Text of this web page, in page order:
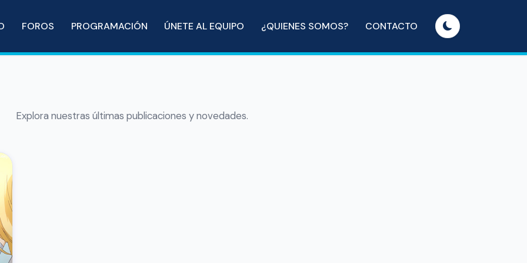
FOROS PROGRAMACIÓN ÚNETE AL EQUIPO ¿QUIENES SOMOS? CONTACTO
Explora nuestras últimas publicaciones y novedades.